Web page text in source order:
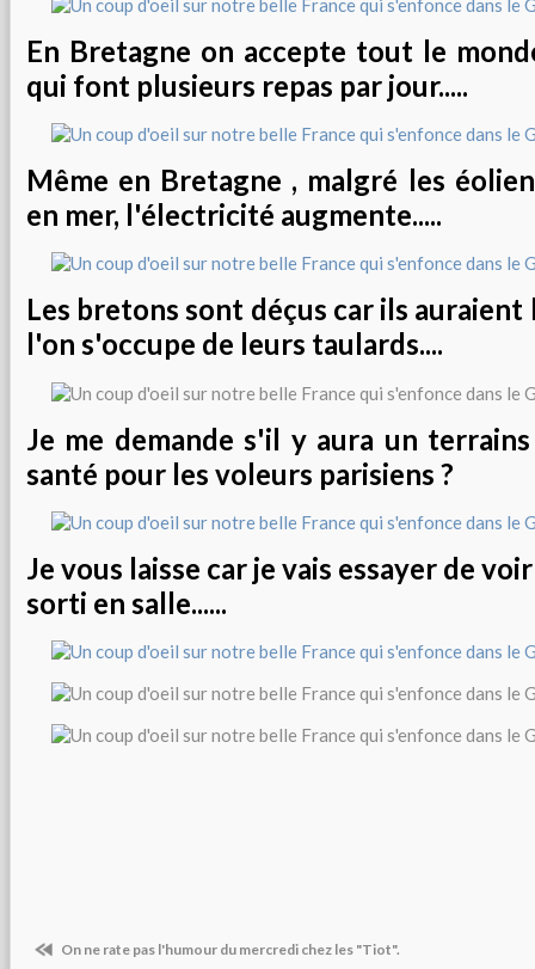
En Bretagne on accepte tout le
qui font plusieurs repas par jour.....
Même en Bretagne , malgré les
en mer, l'électricité augmente.....
Les bretons sont déçus car ils
l'on s'occupe de leurs taulards....
Je me demande s'il y aura un
santé pour les voleurs parisiens ?
Je vous laisse car je vais essayer de
sorti en salle......
On ne rate pas l'humour du mercredi chez les "Tiot".